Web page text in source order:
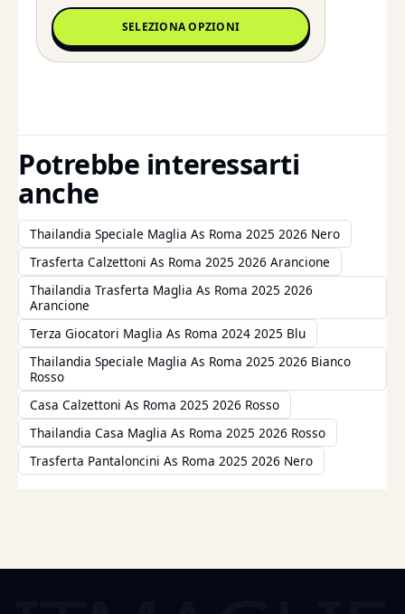
SELEZIONA OPZIONI
Potrebbe interessarti
anche
Thailandia Speciale Maglia As Roma 2025 2026 Nero
Trasferta Calzettoni As Roma 2025 2026 Arancione
Thailandia Trasferta Maglia As Roma 2025 2026
Arancione
Terza Giocatori Maglia As Roma 2024 2025 Blu
Thailandia Speciale Maglia As Roma 2025 2026 Bianco
Rosso
Casa Calzettoni As Roma 2025 2026 Rosso
Thailandia Casa Maglia As Roma 2025 2026 Rosso
Trasferta Pantaloncini As Roma 2025 2026 Nero